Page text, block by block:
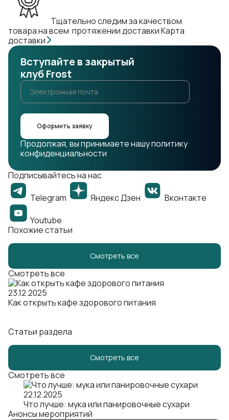
Тщательно следим за качеством
товара на всем протяжении доставкиКарта
доставки
Вступайте в закрытый
клуб Frost
Оформить заявку
Продолжая, вы принимаете нашу политику
конфиденциальности
Подписывайтесь на нас
Telegram
Яндекс Дзен
Вконтакте
Youtube
Похожие статьи
Смотреть все
Смотреть все
23.12.2025
Как открыть кафе здорового питания
Статьи раздела
Смотреть все
Смотреть все
22.12.2025
Что лучше: мука или панировочные сухари
Анонсы мероприятий